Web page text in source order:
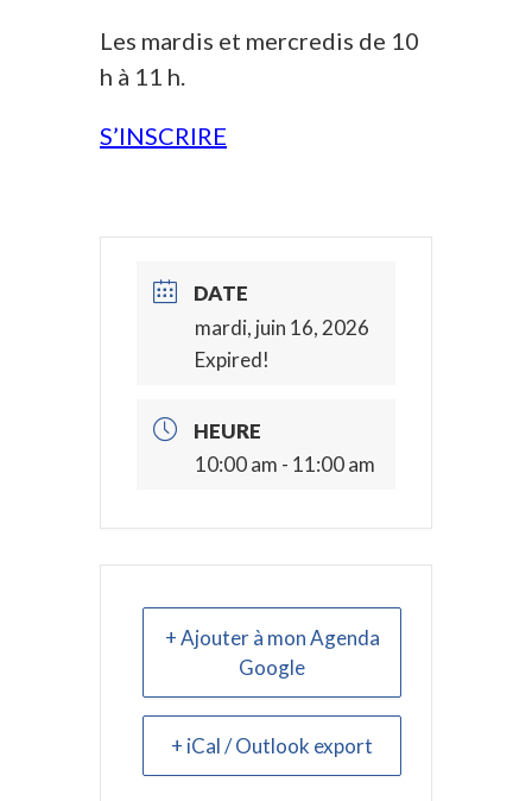
Les mardis et mercredis de 10
h à 11 h.
S’INSCRIRE
DATE
mardi, juin 16, 2026
Expired!
HEURE
10:00 am - 11:00 am
+ Ajouter à mon Agenda
Google
+ iCal / Outlook export